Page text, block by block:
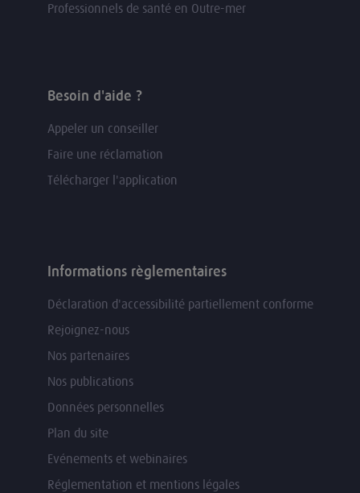
Professionnels de santé en Outre-mer
Besoin d'aide ?
Appeler un conseiller
Faire une réclamation
Télécharger l'application
Informations règlementaires
Déclaration d'accessibilité partiellement conforme
Rejoignez-nous
Nos partenaires
Nos publications
Données personnelles
Plan du site
Evénements et webinaires
Réglementation et mentions légales